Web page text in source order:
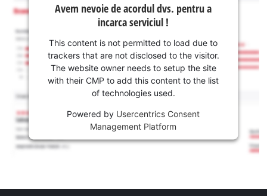
Avem nevoie de acordul dvs. pentru a
incarca serviciul !
This content is not permitted to load due to
trackers that are not disclosed to the visitor.
The website owner needs to setup the site
with their CMP to add this content to the list
of technologies used.
Powered by Usercentrics Consent
Management Platform